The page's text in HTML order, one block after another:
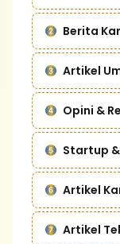
Berita
Artikel
Opini &
Startup
Artikel
Artikel